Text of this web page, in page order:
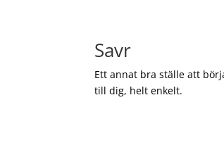
Savr
Ett annat bra ställe att
till dig, helt enkelt.